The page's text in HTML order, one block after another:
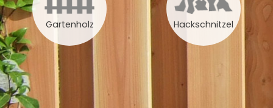
Gartenholz Hackschnitzel